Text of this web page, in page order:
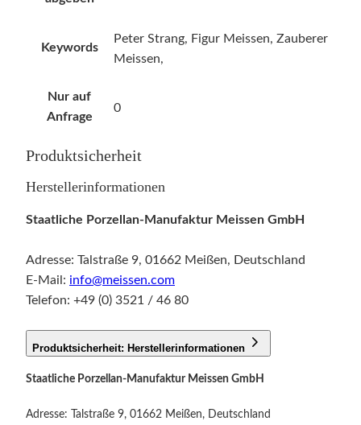
Keywords
Peter Strang, Figur Meissen, Zauberer
Meissen,
Nur auf
Anfrage
0
Produktsicherheit
Herstellerinformationen
Staatliche Porzellan-Manufaktur Meissen GmbH
Adresse: Talstraße 9, 01662 Meißen, Deutschland
E-Mail: info@meissen.com
Telefon: +49 (0) 3521 / 46 80
Produktsicherheit: Herstellerinformationen
Staatliche Porzellan-Manufaktur Meissen GmbH
Adresse: Talstraße 9, 01662 Meißen, Deutschland